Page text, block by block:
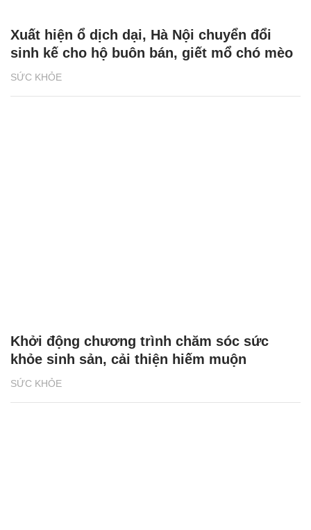
SỨC KHỎE
Xuất hiện ổ dịch dại, Hà Nội chuyển đổi
sinh kế cho hộ buôn bán, giết mổ chó mèo
SỨC KHỎE
Khởi động chương trình chăm sóc sức
khỏe sinh sản, cải thiện hiếm muộn